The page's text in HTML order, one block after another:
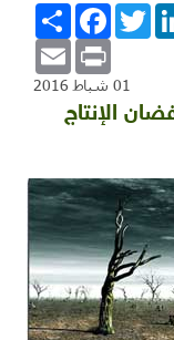
انشر
FacebookTwitter
Email Print
01 شباط 2016
الإنتاج